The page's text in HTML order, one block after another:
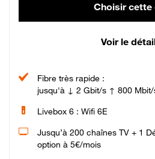
Choisir cette
Voir le
Fibre très rapide :
jusqu'à ↓ 2 Gbit/s ↑ 800
Livebox 6 : Wifi 6E
Jusqu’à 200 chaînes TV + 1
option à 5€/mois